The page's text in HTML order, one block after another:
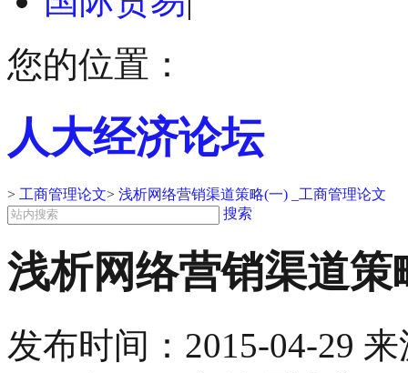
您的位置：
人大经济论坛
> 工商管理论文> 浅析网络营销渠道策略(一) _工商管理论文
搜索
浅析网络营销渠道
发布时间： 2015-04-29 来